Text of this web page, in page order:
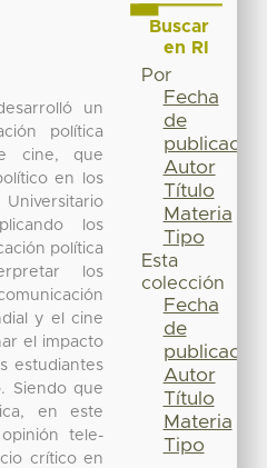
un
política
cine, que
en los
los
política
los
y el cine
el impacto
estudiantes
Siendo que
en este
tele-
crítico en
Buscar
en RI
Por
Fecha
de
publicación
Autor
Título
Materia
Tipo
Esta
colección
Fecha
de
publicación
Autor
Título
Materia
Tipo